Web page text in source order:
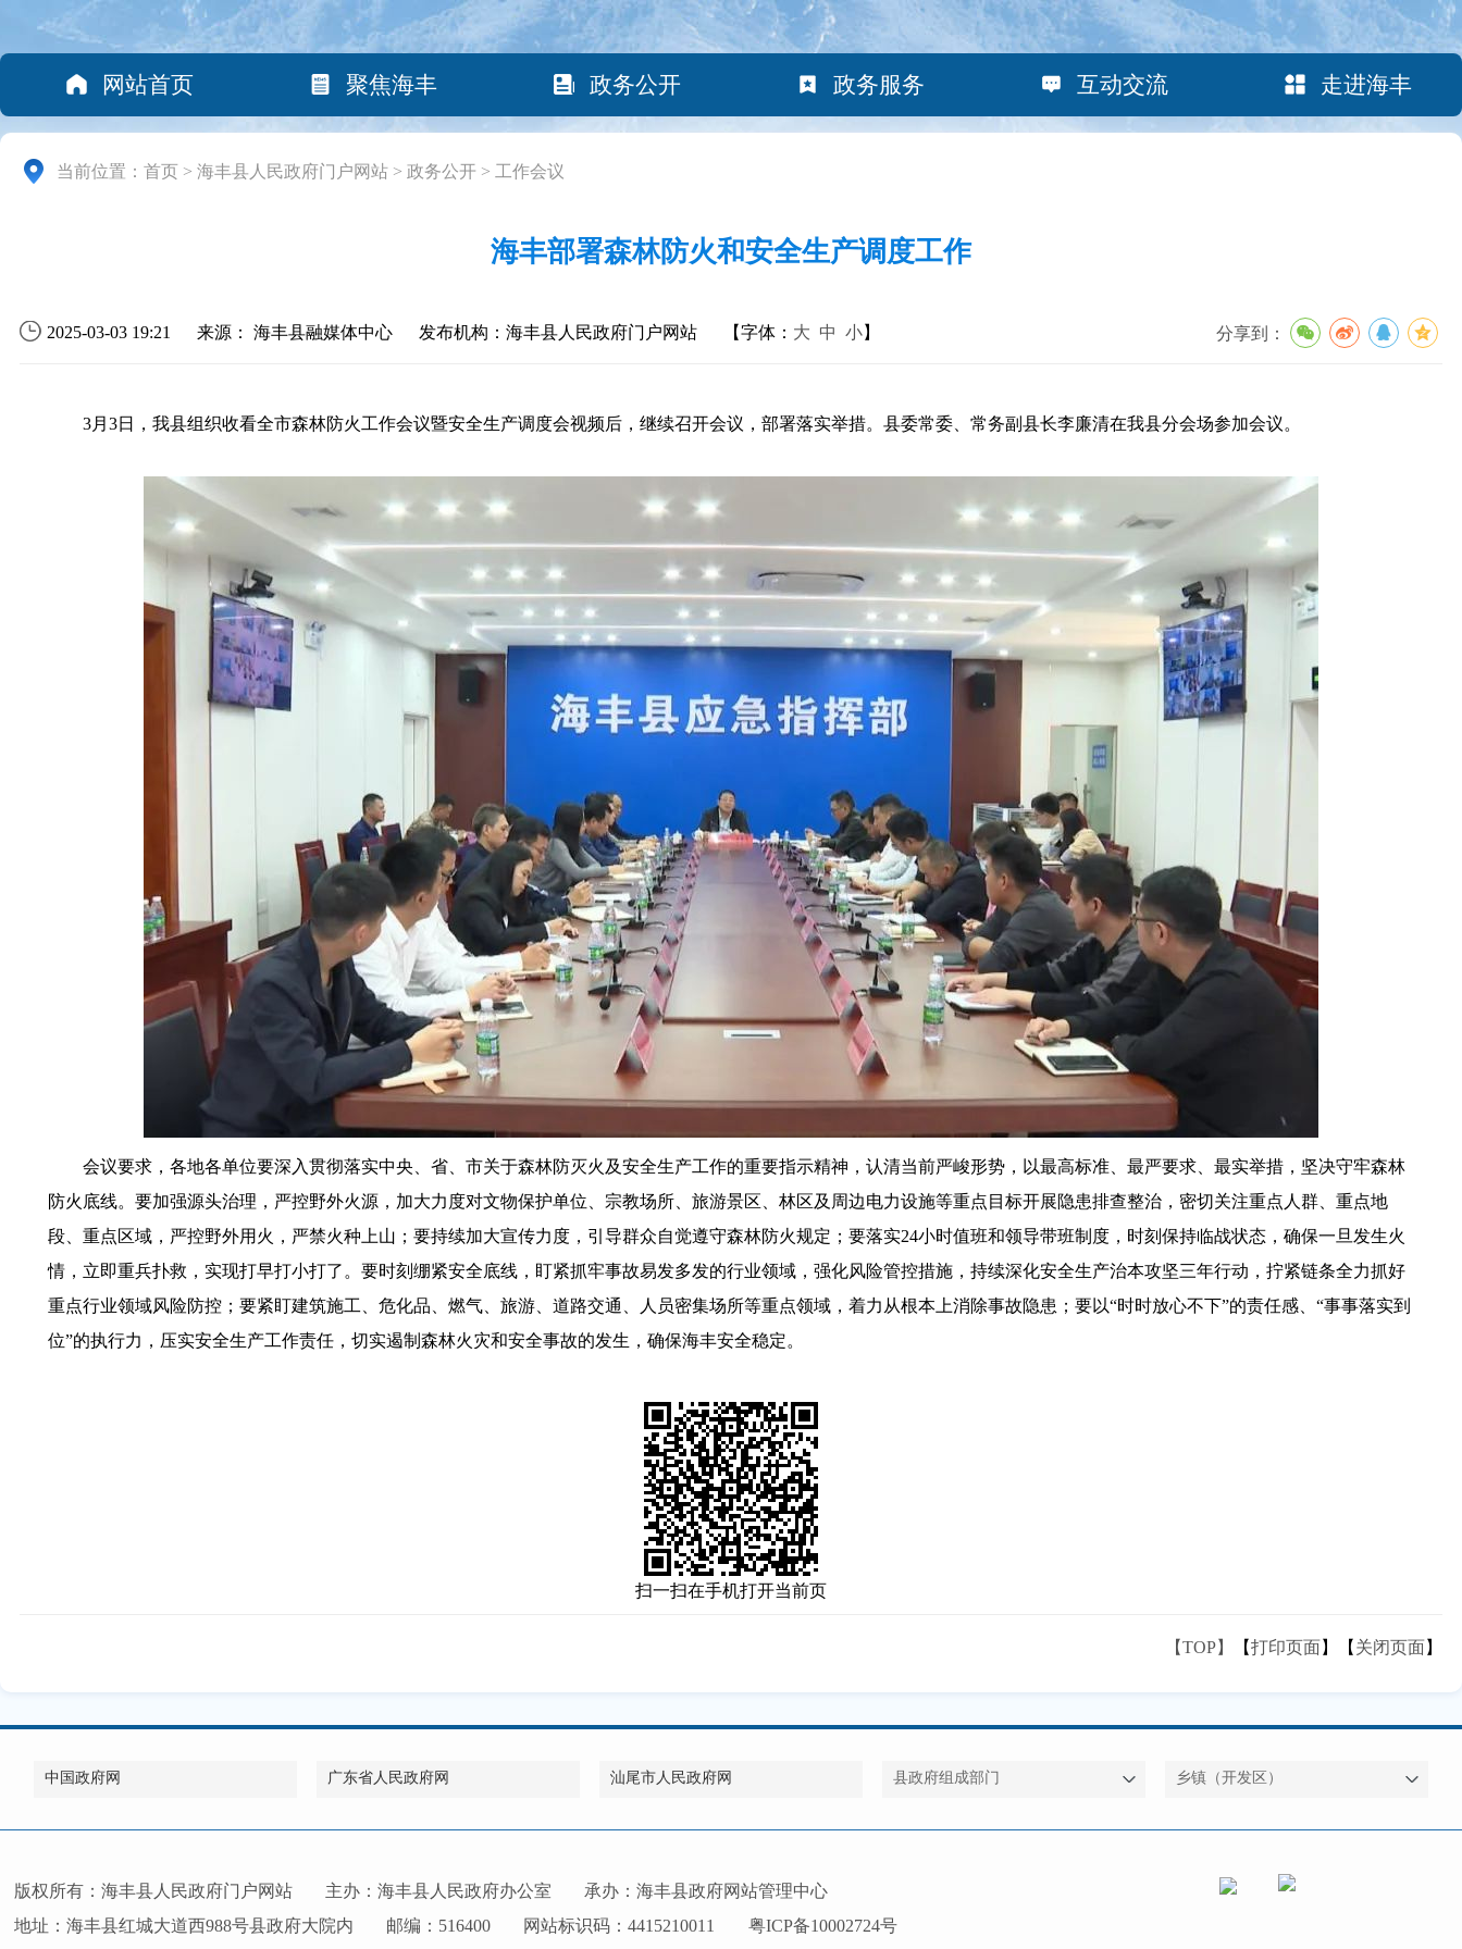
网站首页 聚焦海丰 政务公开 政务服务 互动交流 走进海丰
当前位置： 首页 > 海丰县人民政府门户网站 > 政务公开 > 工作会议
海丰部署森林防火和安全生产调度工作
2025-03-03 19:21 来源： 海丰县融媒体中心 发布机构：海丰县人民政府门户网站 【字体： 大 中 小】 分享到：
3月3日，我县组织收看全市森林防火工作会议暨安全生产调度会视频后，继续召开会议，部署落实举措。县委常委、常务副县长李廉清在我县分会场参加会议。
会议要求，各地各单位要深入贯彻落实中央、省、市关于森林防灭火及安全生产工作的重要指示精神，认清当前严峻形势，以最高标准、最严要求、最实举措，坚决守牢森林
防火底线。要加强源头治理，严控野外火源，加大力度对文物保护单位、宗教场所、旅游景区、林区及周边电力设施等重点目标开展隐患排查整治，密切关注重点人群、重点地
段、重点区域，严控野外用火，严禁火种上山；要持续加大宣传力度，引导群众自觉遵守森林防火规定；要落实24小时值班和领导带班制度，时刻保持临战状态，确保一旦发生火
情，立即重兵扑救，实现打早打小打了。要时刻绷紧安全底线，盯紧抓牢事故易发多发的行业领域，强化风险管控措施，持续深化安全生产治本攻坚三年行动，拧紧链条全力抓好
重点行业领域风险防控；要紧盯建筑施工、危化品、燃气、旅游、道路交通、人员密集场所等重点领域，着力从根本上消除事故隐患；要以“时时放心不下”的责任感、“事事落实到
位”的执行力，压实安全生产工作责任，切实遏制森林火灾和安全事故的发生，确保海丰安全稳定。
扫一扫在手机打开当前页
【TOP】 【打印页面】【 关闭页面】
中国政府网 广东省人民政府网 汕尾市人民政府网 县政府组成部门 乡镇（开发区）
版权所有：海丰县人民政府门户网站 主办：海丰县人民政府办公室
承办：海丰县政府网站管理中心
地址：海丰县红城大道西988号县政府大院内
邮编：516400 网站标识码：4415210011 粤ICP备10002724号